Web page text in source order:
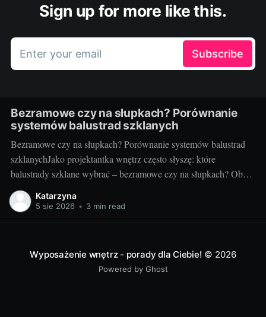
Sign up for more like this.
Enter your email Subscribe
Bezramowe czy na słupkach? Porównanie
systemów balustrad szklanych
Bezramowe czy na słupkach? Porównanie systemów balustrad
szklanychJako projektantka wnętrz często słyszę: które
balustrady szklane wybrać – bezramowe czy na słupkach? Oba
systemy potrafią wyglądać zjawiskowo i podnieść wartość
nieruchomości, ale różnią się konstrukcją, montażem i
Katarzyna
5 sie 2026 • 3 min read
Wyposażenie wnętrz - porady dla Ciebie! © 2026
Powered by Ghost